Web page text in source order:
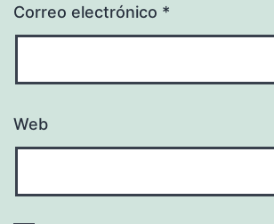
Correo electrónico *
Web